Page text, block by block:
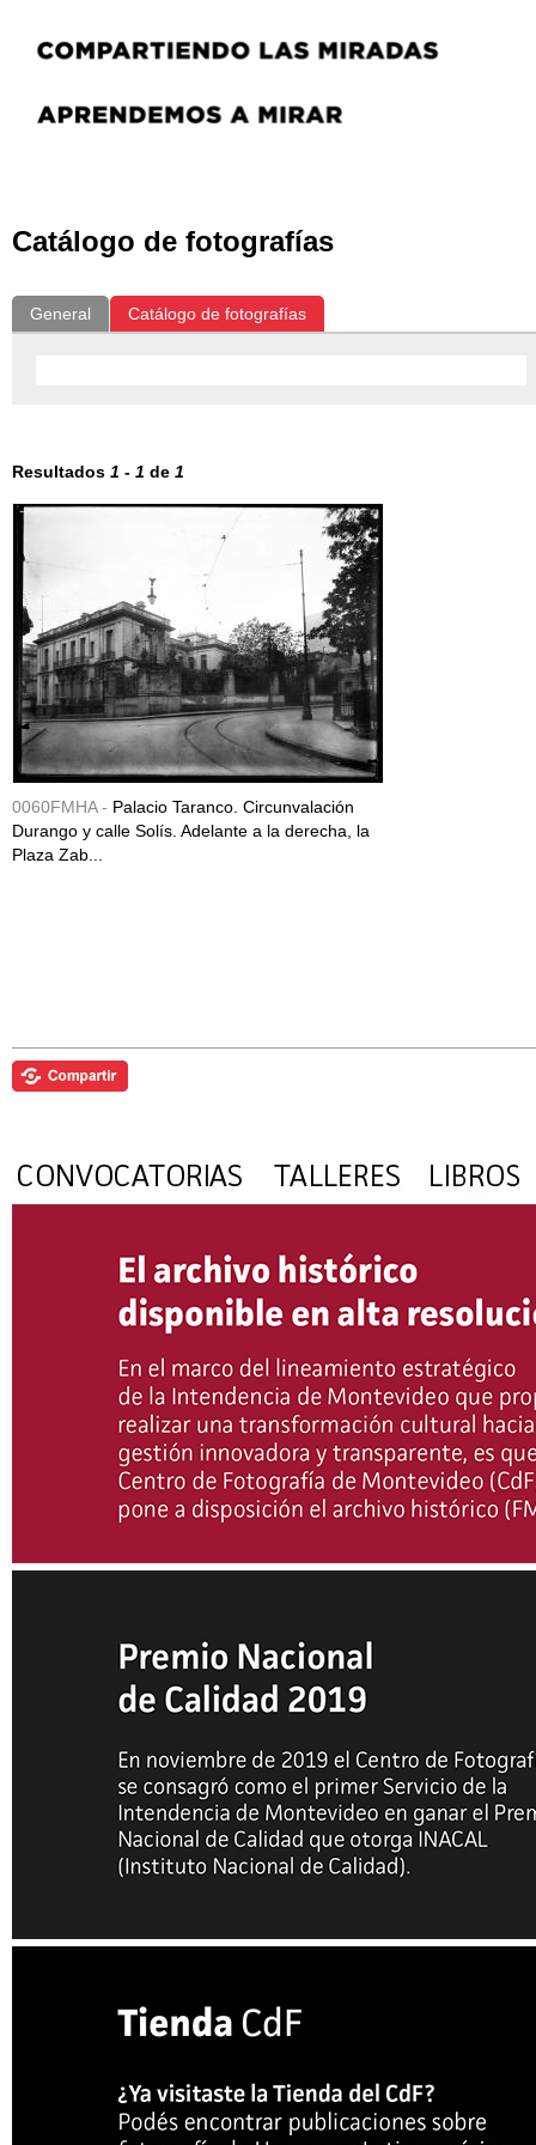
Catálogo de fotografías
General Catálogo de fotografías
Resultados 1 - 1 de 1
0060FMHA - Palacio Taranco. Circunvalación
Durango y calle Solís. Adelante a la derecha, la
Plaza Zab...